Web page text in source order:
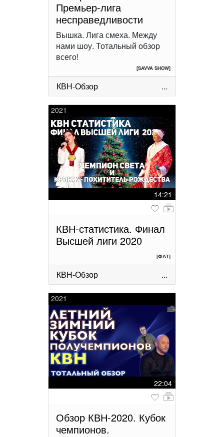
Премьер-лига
несправедливости
Вышка. Лига смеха. Между
нами шоу. Тотальный обзор
всего!
[SAVVA SHOW]
КВН-Обзор ...
2021
14:21
КВН-статистика. Финал
Высшей лиги 2020
[ФАТ]
КВН-Обзор ...
2021
22:04
Обзор КВН-2020. Кубок
чемпионов.